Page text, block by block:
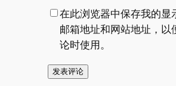
在此浏览器中保存我的显
邮箱地址和网站地址，以
论时使用。